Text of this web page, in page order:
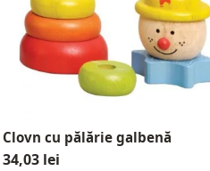
Clovn cu pălărie galbenă
34,03 lei